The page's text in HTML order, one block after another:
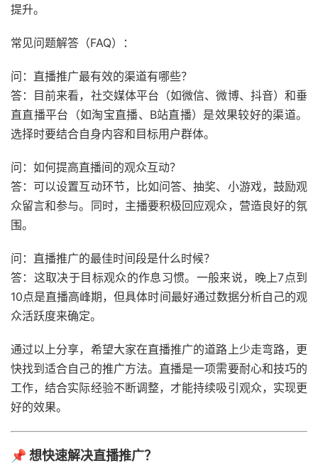
提升。
常见问题解答（FAQ）：
问：直播推广最有效的渠道有哪些？
答：目前来看，社交媒体平台（如微信、微博、抖音）和垂
直直播平台（如淘宝直播、B站直播）是效果较好的渠道。
选择时要结合自身内容和目标用户群体。
问：如何提高直播间的观众互动？
答：可以设置互动环节，比如问答、抽奖、小游戏，鼓励观
众留言和参与。同时，主播要积极回应观众，营造良好的氛
围。
问：直播推广的最佳时间段是什么时候？
答：这取决于目标观众的作息习惯。一般来说，晚上7点到
10点是直播高峰期，但具体时间最好通过数据分析自己的观
众活跃度来确定。
通过以上分享，希望大家在直播推广的道路上少走弯路，更
快找到适合自己的推广方法。直播是一项需要耐心和技巧的
工作，结合实际经验不断调整，才能持续吸引观众，实现更
好的效果。
📌 想快速解决直播推广？